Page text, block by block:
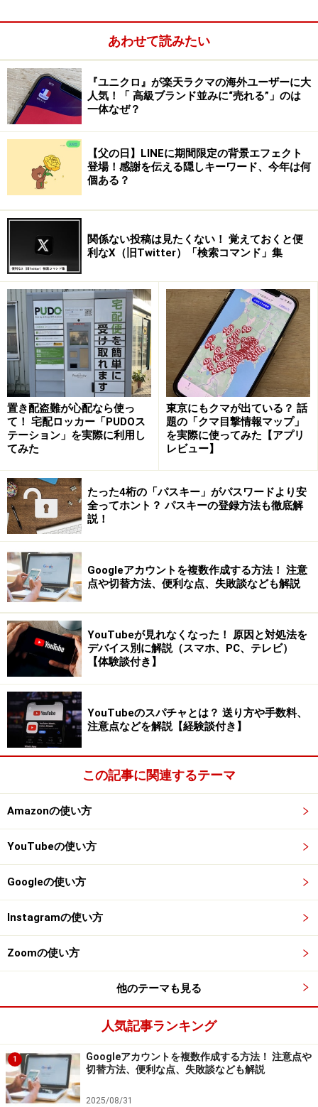
エイリアス機能の注意点
エイリアス機能で作ったGmailのメールアドレス（エイリ
アスアドレス）には、いくつかの注意点があります。
・まったく新しいアドレスではない
エイリアスアドレスは元のアドレスに任意の文字列を追
加するもので、完全に新しいアドレスではありません。
・元のアドレスと同じ受信フォルダに受信される
元のアドレスで受信したメールもエイリアスアドレスで
受信したメールも同じ受信フォルダに受信されます。メ
ールを自動的に振り分けるには後述の「ラベル」や「フ
ィルタ」機能を使用する必要があります。
・個人情報漏洩対策にはならない
エイリアスアドレスから元のアドレスに任意の文字列を
追加して作成されるため、元のアドレスがわかってしま
います。元のアドレスを知られたくない場合にエイリア
スアドレスを使用することは好ましくありません。
エイリアス機能の使用例
エイリアス機能を使って作るメールアドレスの用途およ
びアドレス事例としては、以下のものが考えられます。
・副業用のエイリアスアドレス
○○○＋sidejob@gmail.com
・Webサービス用のエイリアスアドレス
○○○＋netflix@gmail.com
・通販サイト用のエイリアスアドレス
○○○＋amazon@gmail.com
エイリアス機能で複数のメールアドレスを
作成する方法
ここからは、実際にエイリアス機能を使って複数のメー
ルアドレスを作る方法を解説します。
あわせて読みたい
『ユニクロ』が楽天ラクマの海外ユーザーに大
人気！「 高級ブランド並みに“売れる”」のは
一体なぜ？
【父の日】LINEに期間限定の背景エフェクト
登場！感謝を伝える隠しキーワード、今年は何
個ある？
関係ない投稿は見たくない！ 覚えておくと便
利なX（旧Twitter）「検索コマンド」集
置き配盗難が心配なら使っ
て！ 宅配ロッカー「PUDOス
テーション」を実際に利用し
てみた
東京にもクマが出ている？ 話
題の「クマ目撃情報マップ」
を実際に使ってみた【アプリ
レビュー】
たった4桁の「パスキー」がパスワードより安
全ってホント？ パスキーの登録方法も徹底解
説！
Googleアカウントを複数作成する方法！ 注意
点や切替方法、便利な点、失敗談なども解説
YouTubeが見れなくなった！ 原因と対処法を
デバイス別に解説（スマホ、PC、テレビ）
【体験談付き】
YouTubeのスパチャとは？ 送り方や手数料、
注意点などを解説【経験談付き】
この記事に関連するテーマ
Amazonの使い方
YouTubeの使い方
Googleの使い方
Instagramの使い方
Zoomの使い方
他のテーマも見る
人気記事ランキング
1
Googleアカウントを複数作成する方法！ 注意点や
切替方法、便利な点、失敗談なども解説
2025/08/31